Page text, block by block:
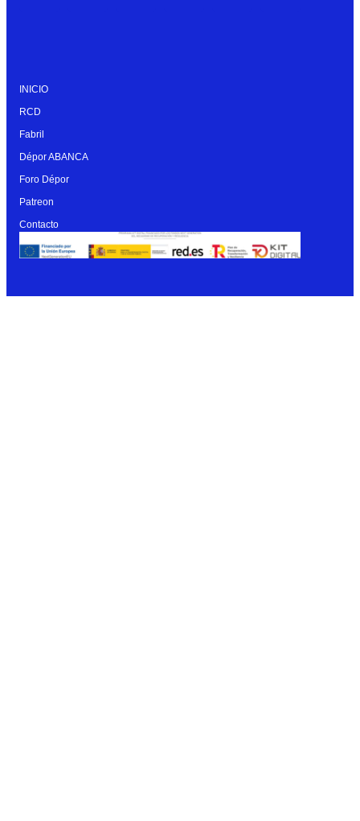
INICIO
RCD
Fabril
Dépor ABANCA
Foro Dépor
Patreon
Contacto